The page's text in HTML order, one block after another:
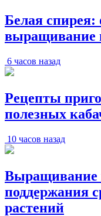
Белая спирея:
выращивание
6 часов назад
Рецепты
полезных
10 часов назад
Выращивание
поддержания
растений